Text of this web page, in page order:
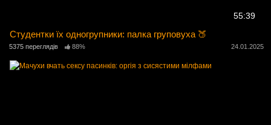
55:39
Студентки їх одногрупники: палка груповуха 🍑
5375 переглядів 88% 24.01.2025